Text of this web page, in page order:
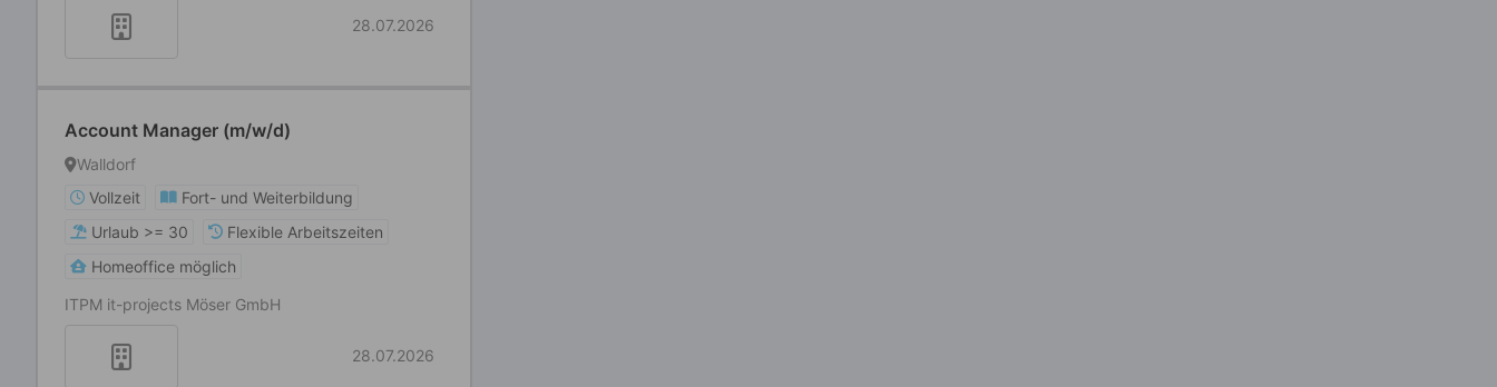
28.07.2026
Account Manager (m/w/d)
Walldorf
Vollzeit
Fort- und Weiterbildung
Urlaub >= 30
Flexible Arbeitszeiten
Homeoffice möglich
ITPM it-projects Möser GmbH
28.07.2026